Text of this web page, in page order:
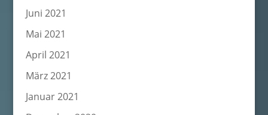
Juni 2021
Mai 2021
April 2021
März 2021
Januar 2021